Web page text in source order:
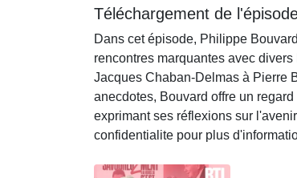
Téléchargement de
Dans cet épisode, Philippe
rencontres marquantes avec
Jacques Chaban-Delmas à Pierre
anecdotes, Bouvard offre un
exprimant ses réflexions sur
confidentialite pour plus